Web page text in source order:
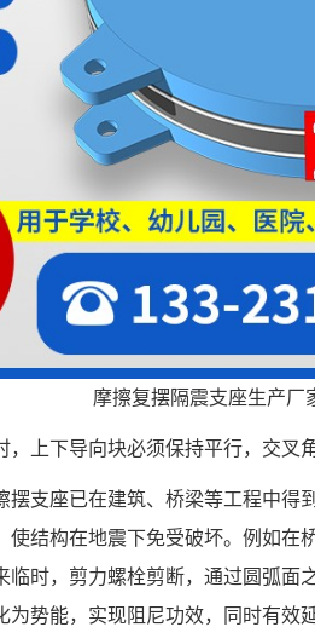
摩擦复摆隔震支座生产厂
，上下导向块必须保持平行，交叉
摆支座已在建筑、桥梁等工程中得
使结构在地震下免受破坏。例如在
临时，剪力螺栓剪断，通过圆弧面
为势能，实现阻尼功效，同时有效